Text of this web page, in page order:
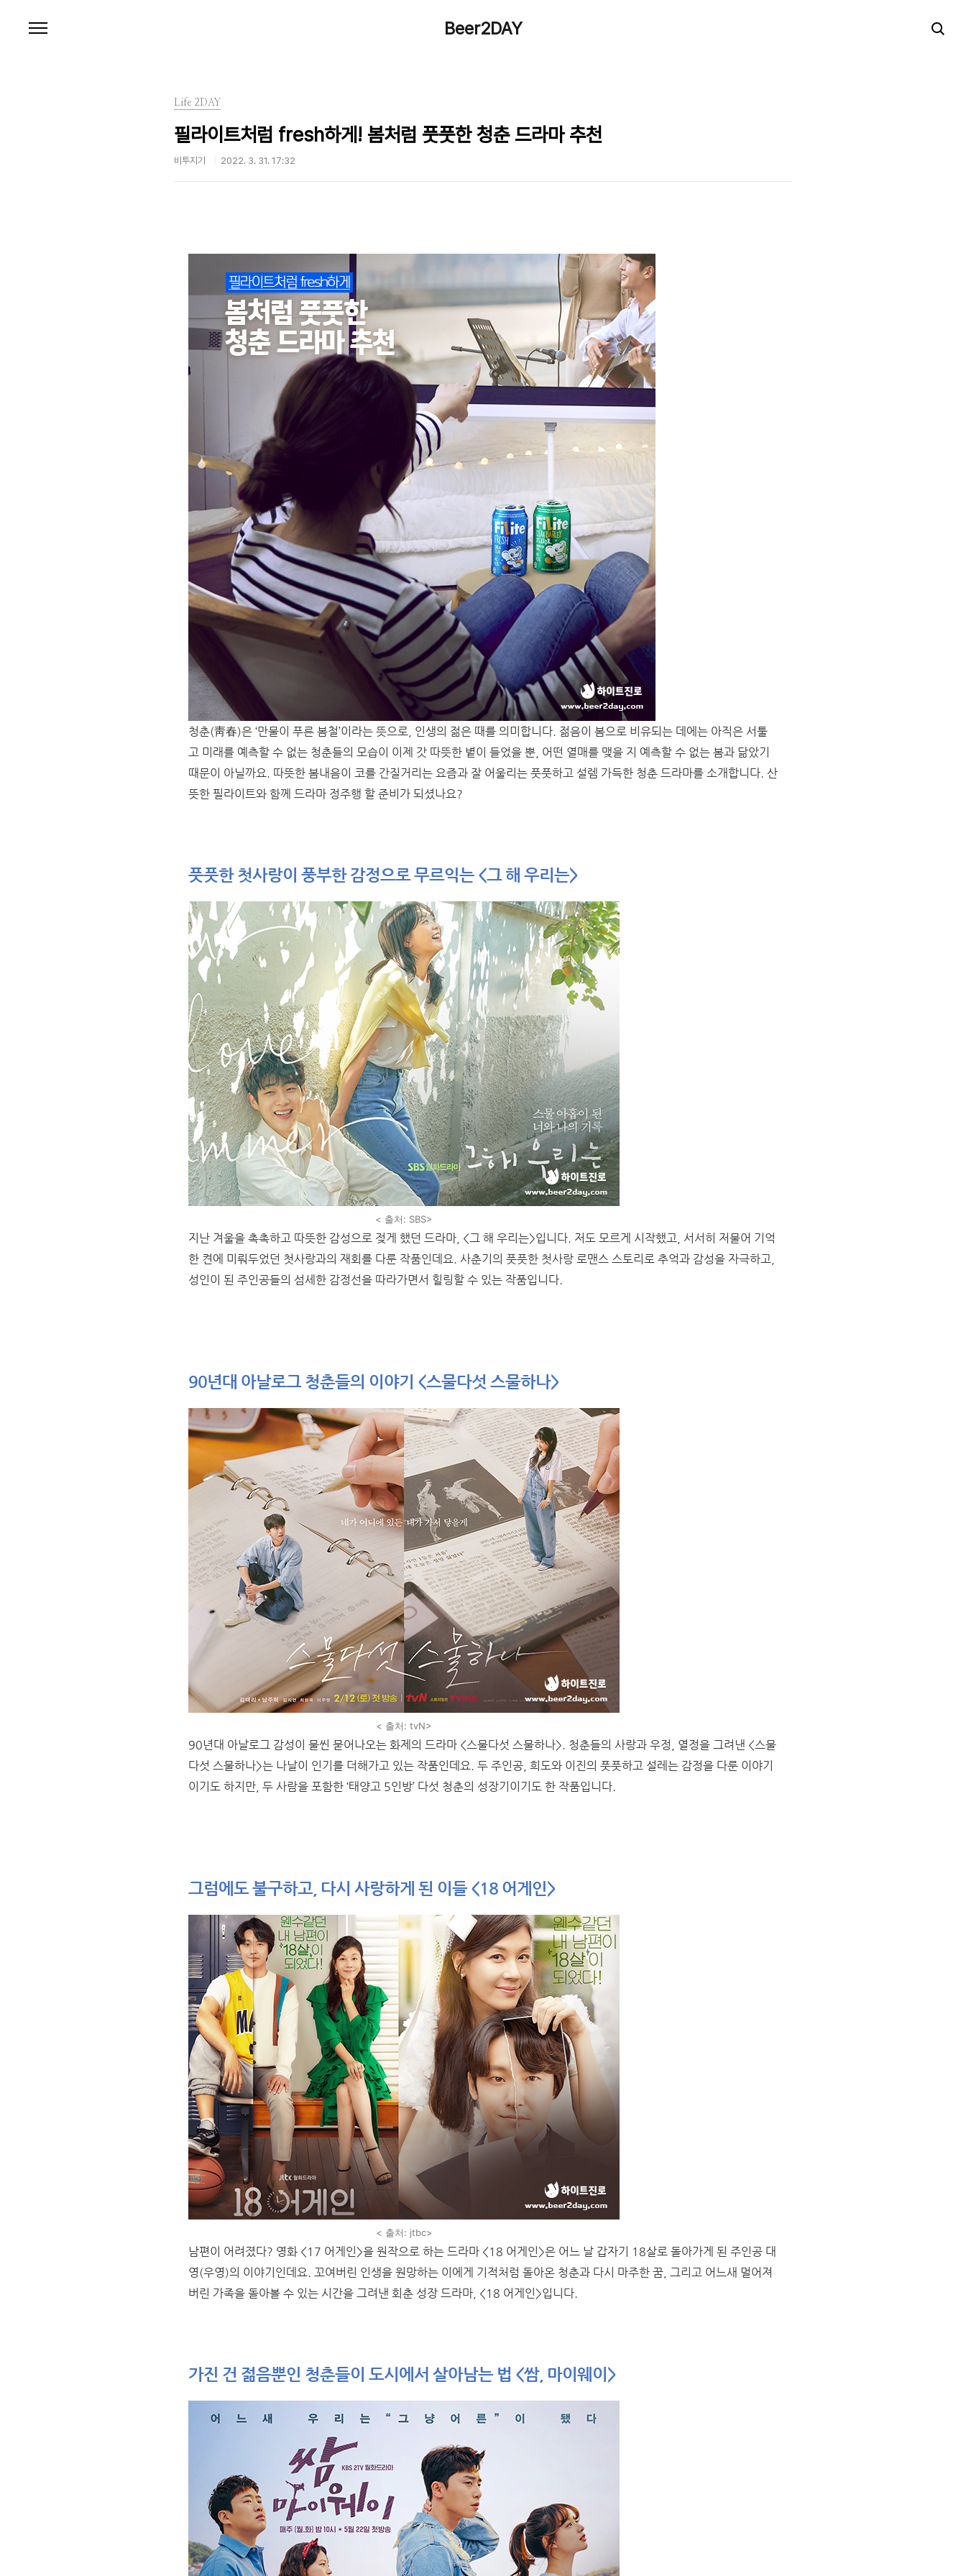
Beer2DAY
Life 2DAY
필라이트처럼 fresh하게! 봄처럼 풋풋한 청춘 드라마 추천
비투지기 2022. 3. 31. 17:32
청춘(靑春)은 ‘만물이 푸른 봄철’이라는 뜻으로, 인생의 젊은 때를 의미합니다. 젊음이 봄으로 비유되는 데에는 아직은 서툴
고 미래를 예측할 수 없는 청춘들의 모습이 이제 갓 따뜻한 볕이 들었을 뿐, 어떤 열매를 맺을 지 예측할 수 없는 봄과 닮았기
때문이 아닐까요. 따뜻한 봄내음이 코를 간질거리는 요즘과 잘 어울리는 풋풋하고 설렘 가득한 청춘 드라마를 소개합니다. 산
뜻한 필라이트와 함께 드라마 정주행 할 준비가 되셨나요?
풋풋한 첫사랑이 풍부한 감정으로 무르익는 <그 해 우리는>
< 출처: SBS>
지난 겨울을 촉촉하고 따뜻한 감성으로 젖게 했던 드라마, <그 해 우리는>입니다. 저도 모르게 시작했고, 서서히 저물어 기억
한 켠에 미뤄두었던 첫사랑과의 재회를 다룬 작품인데요. 사춘기의 풋풋한 첫사랑 로맨스 스토리로 추억과 감성을 자극하고,
성인이 된 주인공들의 섬세한 감정선을 따라가면서 힐링할 수 있는 작품입니다.
90년대 아날로그 청춘들의 이야기 <스물다섯 스물하나>
< 출처: tvN>
90년대 아날로그 감성이 물씬 묻어나오는 화제의 드라마 <스물다섯 스물하나>. 청춘들의 사랑과 우정, 열정을 그려낸 <스물
다섯 스물하나>는 나날이 인기를 더해가고 있는 작품인데요. 두 주인공, 희도와 이진의 풋풋하고 설레는 감정을 다룬 이야기
이기도 하지만, 두 사람을 포함한 ‘태양고 5인방’ 다섯 청춘의 성장기이기도 한 작품입니다.
그럼에도 불구하고, 다시 사랑하게 된 이들 <18 어게인>
< 출처: jtbc>
남편이 어려졌다? 영화 <17 어게인>을 원작으로 하는 드라마 <18 어게인>은 어느 날 갑자기 18살로 돌아가게 된 주인공 대
영(우영)의 이야기인데요. 꼬여버린 인생을 원망하는 이에게 기적처럼 돌아온 청춘과 다시 마주한 꿈, 그리고 어느새 멀어져
버린 가족을 돌아볼 수 있는 시간을 그려낸 회춘 성장 드라마, <18 어게인>입니다.
가진 건 젊음뿐인 청춘들이 도시에서 살아남는 법 <쌈, 마이웨이>